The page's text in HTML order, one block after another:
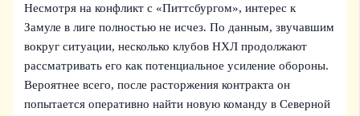
Несмотря на конфликт с «Питтсбургом», интерес к
Замуле в лиге полностью не исчез. По данным, звучавшим
вокруг ситуации, несколько клубов НХЛ продолжают
рассматривать его как потенциальное усиление обороны.
Вероятнее всего, после расторжения контракта он
попытается оперативно найти новую команду в Северной